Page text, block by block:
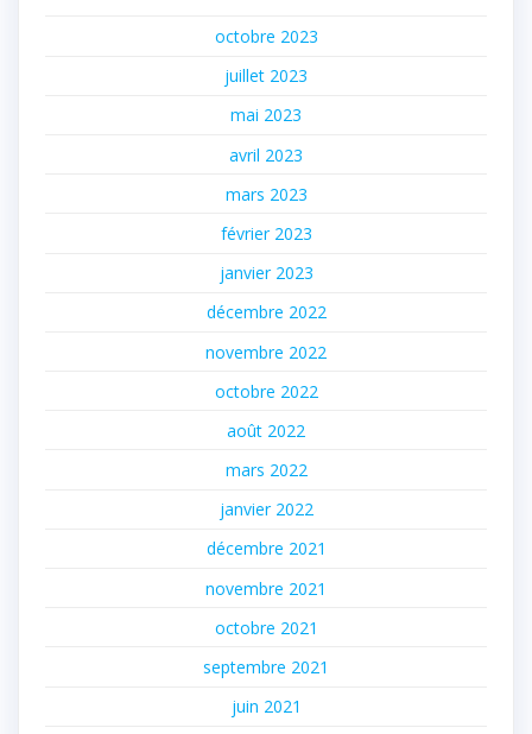
octobre 2023
juillet 2023
mai 2023
avril 2023
mars 2023
février 2023
janvier 2023
décembre 2022
novembre 2022
octobre 2022
août 2022
mars 2022
janvier 2022
décembre 2021
novembre 2021
octobre 2021
septembre 2021
juin 2021